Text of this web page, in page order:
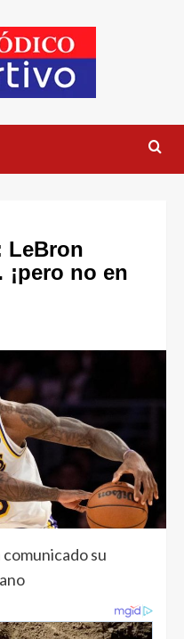
LeBron
no en
comunicado su